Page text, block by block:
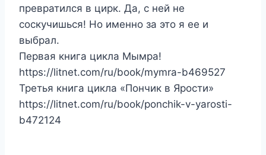
превратился в цирк. Да, с ней не
соскучишься! Но именно за это я ее и
выбрал.
Первая книга цикла Мымра!
https://litnet.com/ru/book/mymra-b469527
Третья книга цикла «Пончик в Ярости»
https://litnet.com/ru/book/ponchik-v-yarosti-
b472124